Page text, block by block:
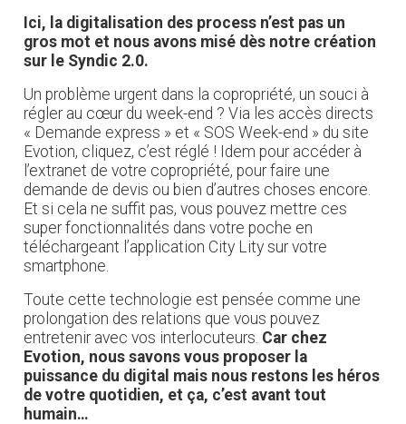
Ici, la digitalisation des process n’est pas un
gros mot et nous avons misé dès notre création
sur le Syndic 2.0.
Un problème urgent dans la copropriété, un souci à
régler au cœur du week-end ? Via les accès directs
« Demande express » et « SOS Week-end » du site
Evotion, cliquez, c’est réglé ! Idem pour accéder à
l’extranet de votre copropriété, pour faire une
demande de devis ou bien d’autres choses encore.
Et si cela ne suffit pas, vous pouvez mettre ces
super fonctionnalités dans votre poche en
téléchargeant l’application City Lity sur votre
smartphone.
Toute cette technologie est pensée comme une
prolongation des relations que vous pouvez
entretenir avec vos interlocuteurs. Car chez
Evotion, nous savons vous proposer la
puissance du digital mais nous restons les héros
de votre quotidien, et ça, c’est avant tout
humain…